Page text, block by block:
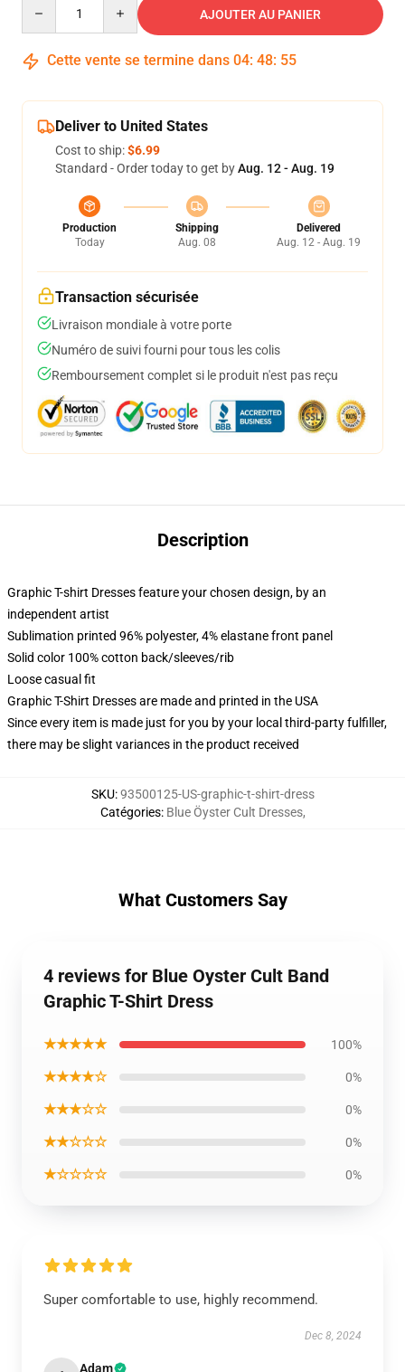
AJOUTER AU PANIER
Cette vente se termine dans 04: 48: 54
Deliver to United States
Cost to ship:$6.99
Standard - Order today to get byAug. 12 - Aug. 19
Production
Today
Shipping
Aug. 08
Delivered
Aug. 12 - Aug. 19
Transaction sécurisée
Livraison mondiale à votre porte
Numéro de suivi fourni pour tous les colis
Remboursement complet si le produit n'est pas reçu
Description
Graphic T-shirt Dresses feature your chosen design, by an
independent artist
Sublimation printed 96% polyester, 4% elastane front panel
Solid color 100% cotton back/sleeves/rib
Loose casual fit
Graphic T-Shirt Dresses are made and printed in the USA
Since every item is made just for you by your local third-party fulfiller,
there may be slight variances in the product received
SKU:93500125-US-graphic-t-shirt-dress
Catégories: Blue Öyster Cult Dresses,
What Customers Say
4 reviews for Blue Oyster Cult Band
Graphic T-Shirt Dress
★★★★★ 100%
★★★★☆ 0%
★★★☆☆ 0%
★★☆☆☆ 0%
★☆☆☆☆ 0%
Super comfortable to use, highly recommend.
Dec 8, 2024
Adam